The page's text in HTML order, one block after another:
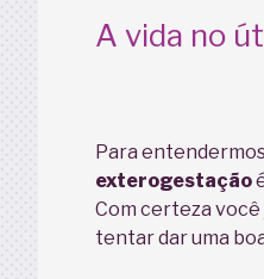
A vida no
Para
exterogestação
Com certeza você
tentar dar uma